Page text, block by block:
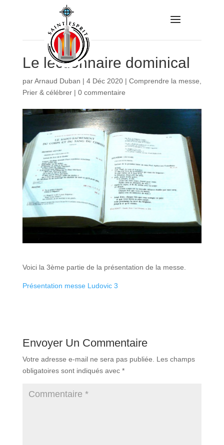
Le lectionnaire dominical
parArnaud Duban | 4 Déc 2020| Comprendre la messe
Prier & célébrer| 0 commentaire
Voici la 3ème partie de la présentation de la messe.
Présentation messe Ludovic 3
Envoyer Un Commentaire
Votre adresse e-mail ne sera pas publiée.
Les champs
obligatoires sont indiqués avec *